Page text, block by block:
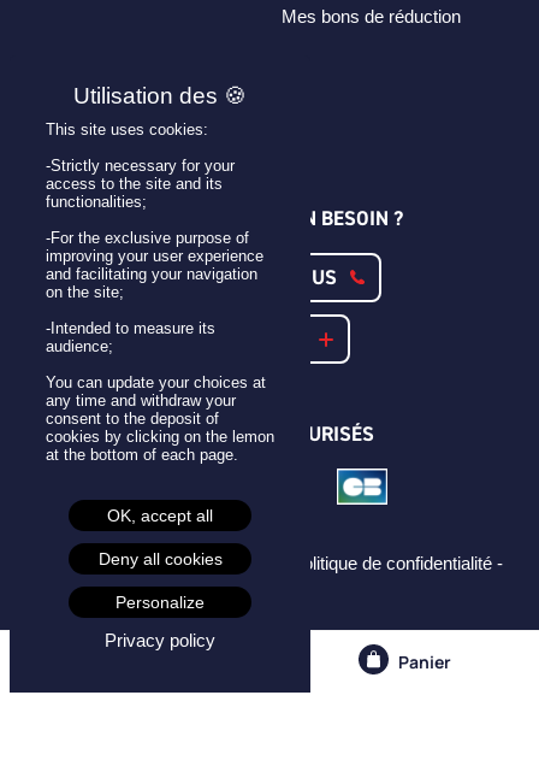
Panier
Mes bons de réduction
PLAN DE SITE
Personnaliser son badge
UNE QUESTION ? UN BESOIN ?
CONTACTEZ-NOUS
NOTRE FAQ
PAIEMENTS SÉCURISÉS
Mentions légales -CGU - CGV -
Politique de confidentialité -
Cookies -
This site uses cookies:
-Strictly necessary for your
access to the site and its
functionalities;
-For the exclusive purpose of
improving your user experience
and facilitating your navigation
on the site;
-Intended to measure its
audience;
You can update your choices at
any time and withdraw your
consent to the deposit of
cookies by clicking on the lemon
at the bottom of each page.
OK, accept all
Deny all cookies
Personalize
Privacy policy